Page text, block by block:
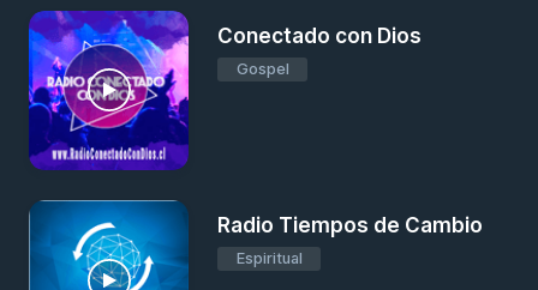
Conectado con Dios
Gospel
Radio Tiempos de Cambio
Espiritual